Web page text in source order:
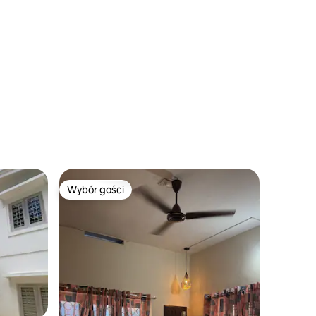
gości Wybór gości
Wybór gości